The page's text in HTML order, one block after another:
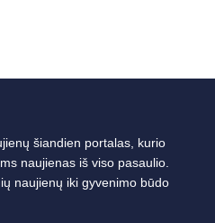
šiandien portalas, kurio
naujienas iš viso pasaulio.
naujienų iki gyvenimo būdo